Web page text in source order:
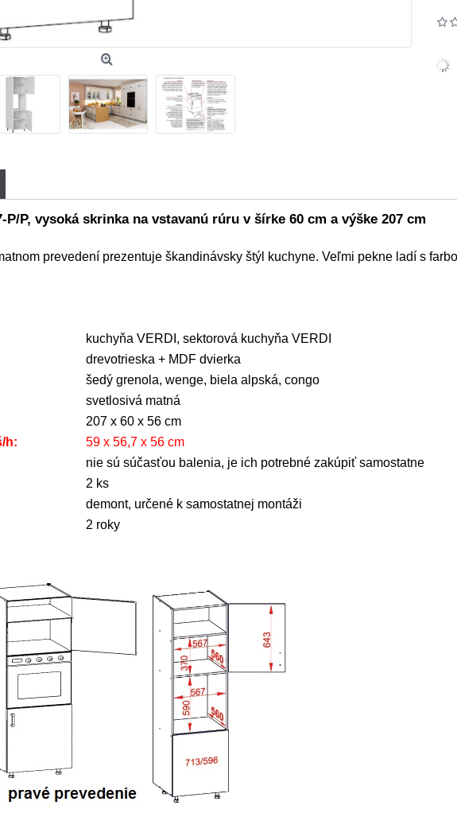
P/P, vysoká skrinka na vstavanú rúru v šírke 60 cm a výške 207 cm
prevedení prezentuje škandinávsky štýl kuchyne. Veľmi pekne ladí s
kuchyňa VERDI, sektorová kuchyňa VERDI
drevotrieska + MDF dvierka
šedý grenola, wenge, biela alpská, congo
svetlosivá matná
207 x 60 x 56 cm
h:
59 x 56,7 x 56 cm
nie sú súčasťou balenia, je ich potrebné zakúpiť samostatne
2 ks
demont, určené k samostatnej montáži
2 roky